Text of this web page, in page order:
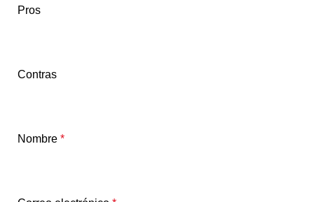
Pros
Contras
Nombre *